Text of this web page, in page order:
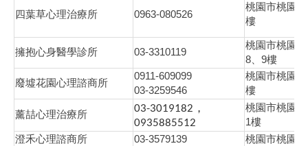
四葉草心理治療所 0963-080526
桃園市桃園
樓
擁抱心身醫學診所 03-3310119
桃園市桃園
8 9樓
廢墟花園心理諮商所
0911-609099
03-3259546
桃園市桃園
樓
薰喆心理治療所
03-3019182，
0935885512
桃園市桃園
1樓
澄禾心理諮商所
03-3579139 桃園市桃園